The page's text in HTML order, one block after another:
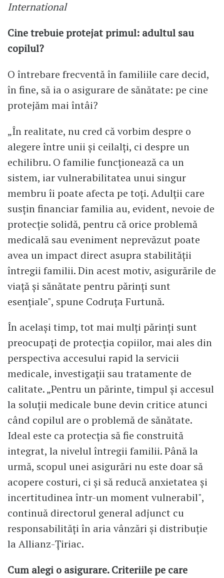
International
Cine trebuie protejat primul: adultul sau
copilul?
O întrebare frecventă în familiile care decid,
în fine, să ia o asigurare de sănătate: pe cine
protejăm mai întâi?
„În realitate, nu cred că vorbim despre o
alegere între unii și ceilalți, ci despre un
echilibru. O familie funcționează ca un
sistem, iar vulnerabilitatea unui singur
membru îi poate afecta pe toți. Adulții care
susțin financiar familia au, evident, nevoie de
protecție solidă, pentru că orice problemă
medicală sau eveniment neprevăzut poate
avea un impact direct asupra stabilității
întregii familii. Din acest motiv, asigurările de
viață și sănătate pentru părinți sunt
esențiale", spune Codruța Furtună.
În același timp, tot mai mulți părinți sunt
preocupați de protecția copiilor, mai ales din
perspectiva accesului rapid la servicii
medicale, investigații sau tratamente de
calitate. „Pentru un părinte, timpul și accesul
la soluții medicale bune devin critice atunci
când copilul are o problemă de sănătate.
Ideal este ca protecția să fie construită
integrat, la nivelul întregii familii. Până la
urmă, scopul unei asigurări nu este doar să
acopere costuri, ci și să reducă anxietatea și
incertitudinea într-un moment vulnerabil",
continuă directorul general adjunct cu
responsabilități în aria vânzări și distribuție
la Allianz-Țiriac.
Cum alegi o asigurare. Criteriile pe care